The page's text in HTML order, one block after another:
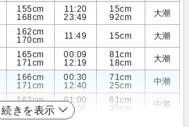
155cm
168cm
11:20
23:49
15cm
92cm
大潮
162cm
170cm
11:49 15cm 大潮
165cm
171cm
00:09
12:19
81cm
18cm
大潮
166cm
171cm
00:30
12:40
71cm
25cm
中潮
163cm
170cm
01:00
13:00
61cm
35cm
中潮
続きを表示